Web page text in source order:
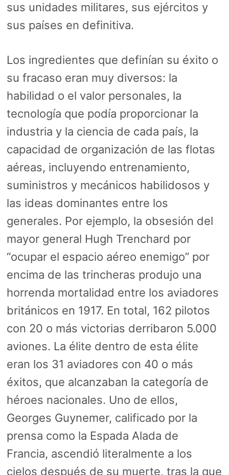
sus unidades militares, sus ejércitos y
sus países en definitiva.
Los ingredientes que definían su éxito o
su fracaso eran muy diversos: la
habilidad o el valor personales, la
tecnología que podía proporcionar la
industria y la ciencia de cada país, la
capacidad de organización de las flotas
aéreas, incluyendo entrenamiento,
suministros y mecánicos habilidosos y
las ideas dominantes entre los
generales. Por ejemplo, la obsesión del
mayor general Hugh Trenchard por
“ocupar el espacio aéreo enemigo” por
encima de las trincheras produjo una
horrenda mortalidad entre los aviadores
británicos en 1917. En total, 162 pilotos
con 20 o más victorias derribaron 5.000
aviones. La élite dentro de esta élite
eran los 31 aviadores con 40 o más
éxitos, que alcanzaban la categoría de
héroes nacionales. Uno de ellos,
Georges Guynemer, calificado por la
prensa como la Espada Alada de
Francia, ascendió literalmente a los
cielos después de su muerte, tras la que